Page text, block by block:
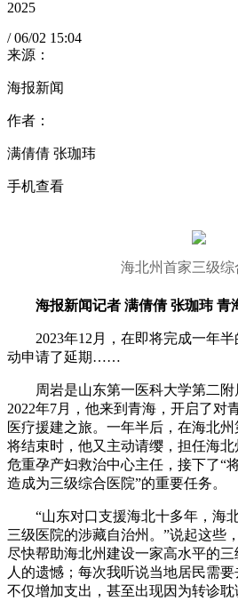
2025
/ 06/02 15:04
来源：
海报新闻
作者：
满倩倩 张珈玮
手机查看
海北州首家三级综
海报新闻记者 满倩倩 张珈玮 青
2023年12月，在即将完成一年半
动申请了延期……
周岩是山东第一医科大学第二附
2022年7月，他来到青海，开启了对
医疗援建之旅。一年半后，在海北
将结束时，他又主动请缨，担任海北
危重孕产妇救治中心主任，接下了“
造成为三级综合医院”的重要任务。
“山东对口支援海北十多年，海
三级医院的涉藏自治州。”说起这些
尽快帮助海北州建设一家高水平的
人的遗憾；每次我听说当地居民需要
不仅增加支出，甚至出现因为转诊